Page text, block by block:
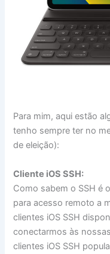
Para mim, aqui estão
tenho sempre ter no
de eleição):
Cliente iOS SSH:
Como sabem o SSH é
para acesso remoto a
clientes iOS SSH
conectarmos às
clientes iOS SSH